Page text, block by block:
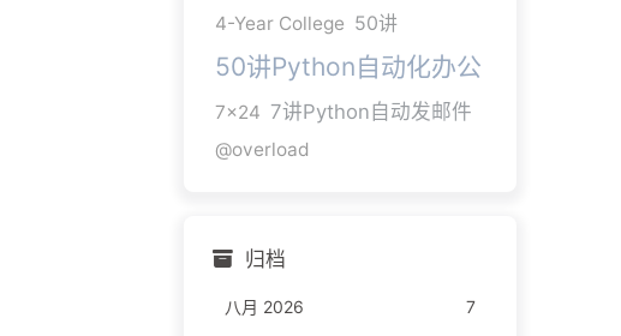
4-Year College 50讲
50讲Python自动化办公
7x24 7讲Python自动发邮件
@overload
归档
八月 2026
7